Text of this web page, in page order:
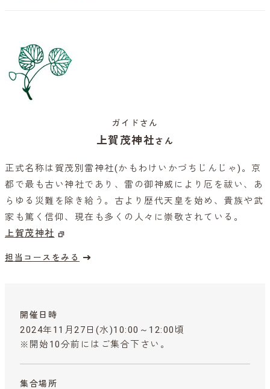
ガイドさん
上賀茂神社さん
正式名称は賀茂別雷神社(かもわけいかづちじんじゃ)。京
都で最も古い神社であり、雷の御神威により厄を祓い、あ
らゆる災難を除き給う。古より歴代天皇を始め、貴族や武
家も篤く信仰、現在も多くの人々に崇敬されている。
上賀茂神社
担当コースをみる
開催日時
2024年11月27日(水)10:00～12:00頃
※開始10分前にはご集合下さい。
集合場所